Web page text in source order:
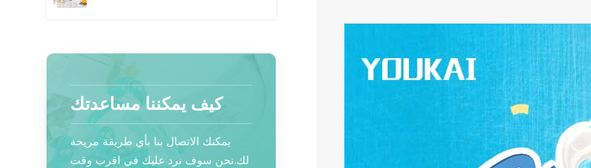
كيف يمكننا مساعدتك
يمكنك الاتصال بنا بأي طريقة مريحة
لك.نحن سوف نرد عليك في اقرب وقت